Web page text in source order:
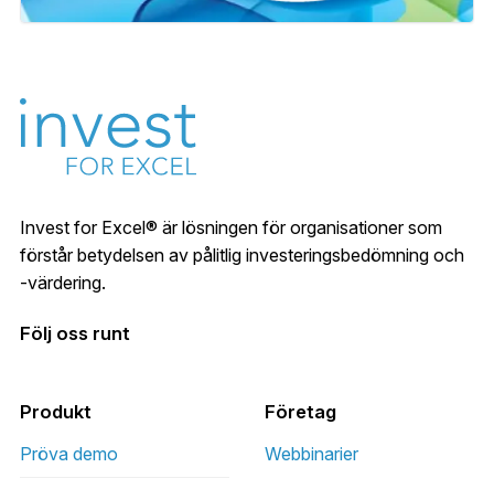
Invest for Excel® är lösningen för organisationer som
förstår betydelsen av pålitlig investeringsbedömning och
-värdering.
Följ oss runt
Produkt
Pröva demo
Företag
Webbinarier